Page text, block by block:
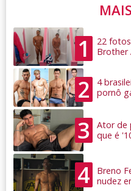
1
22
Brother
2
4
pornô
3
Ator de
que é
4
Breno
nudez